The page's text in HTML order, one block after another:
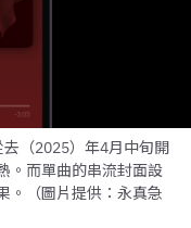
（2025）年4月中旬開
。而單曲的串流封面設
。（圖片提供：永真急